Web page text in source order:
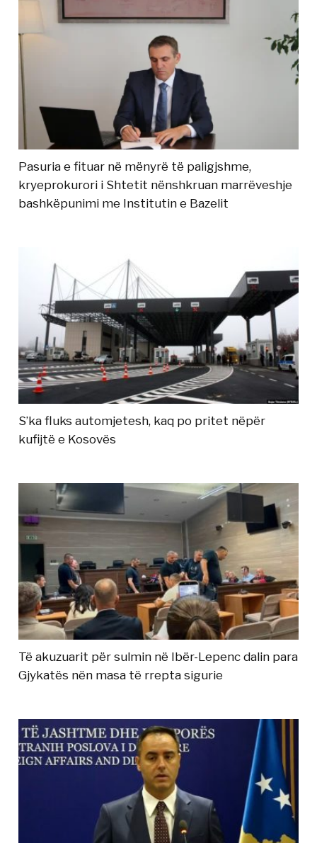
Pasuria e fituar në mënyrë të paligjshme,
kryeprokurori i Shtetit nënshkruan marrëveshje
bashkëpunimi me Institutin e Bazelit
S’ka fluks automjetesh, kaq po pritet nëpër
kufijtë e Kosovës
Të akuzuarit për sulmin në Ibër-Lepenc dalin para
Gjykatës nën masa të rrepta sigurie